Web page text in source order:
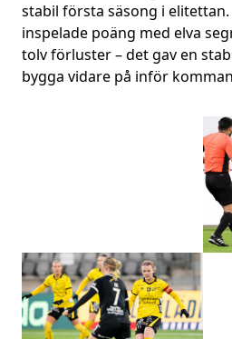
stabil första säsong i
inspelade poäng med elva
tolv förluster – det gav en
bygga vidare på inför